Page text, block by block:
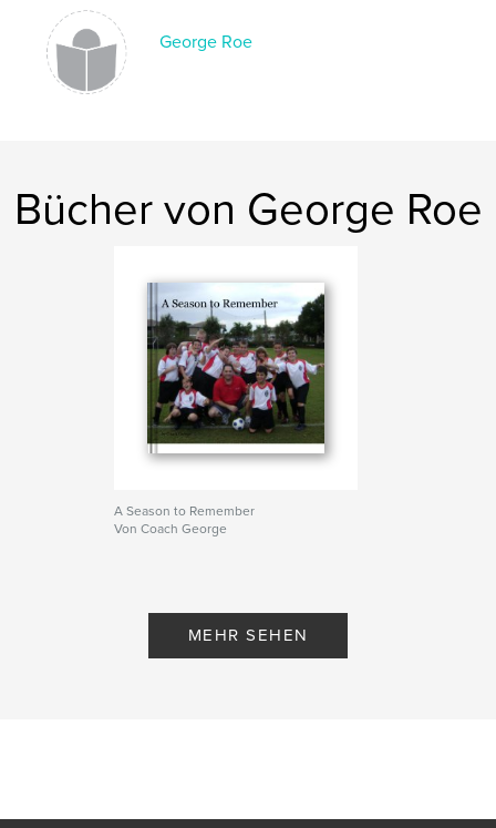
George Roe
Bücher von George Roe
A Season to Remember
Von Coach George
MEHR SEHEN